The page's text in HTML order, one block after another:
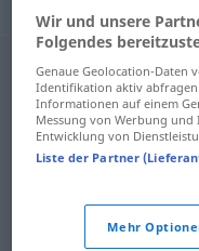
Wir und unsere
Folgendes
Genaue Geolocation-Daten
Identifikation aktiv
Informationen auf einem
Messung von Werbung
Entwicklung von
Liste der Partner
Mehr